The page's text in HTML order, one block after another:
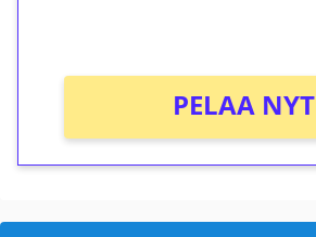
PELAA NYT